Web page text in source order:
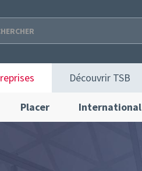
Découvrir TSB
Placer International